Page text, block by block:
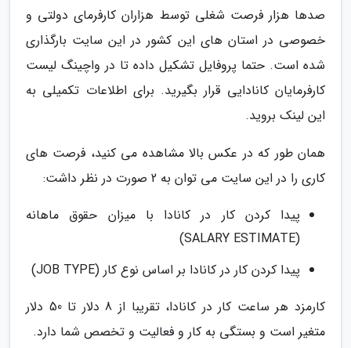
صدها هزار فرصت شغلی توسط هزاران کارفرمای دولتی و
خصوصی در استان های این کشور در این سایت بارگذاری
شده است. حتما پروفایل تشکیل داده تا در واچینگ لیست
کارفرمایان کانادایی قرار بگیرید. برای اطلاعات تکمیلی به
این لینک بروید.
همان طور که در عکس بالا مشاهده می کنید، فرصت های
کاری را در این سایت می توان به 2 صورت در نظر داشت:
پیدا کردن کار در کانادا با میزان حقوق ماهانه
(SALARY ESTIMATE)
پیدا کردن کار در کانادا بر اساس نوع کار (JOB TYPE)
کارمزد هر ساعت کار در کانادا، تقریبا از 8 دلار تا 50 دلار
متغیر است و بستگی به کار و فعالیت و تخصص شما دارد.